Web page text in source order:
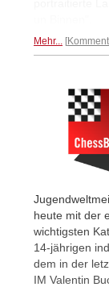
Mehr...
heute mit der
wichtigsten
14-jährigen
dem in der
IM Valentin